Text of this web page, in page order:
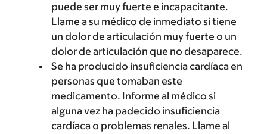
puede ser muy fuerte e incapacitante.
Llame a su médico de inmediato si tiene
un dolor de articulación muy fuerte o un
dolor de articulación que no desaparece.
Se ha producido insuficiencia cardíaca en
personas que tomaban este
medicamento. Informe al médico si
alguna vez ha padecido insuficiencia
cardíaca o problemas renales. Llame al